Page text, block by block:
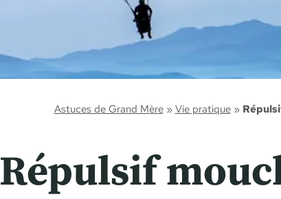
Astuces de Grand Mère»Vie pratique»
Répulsif